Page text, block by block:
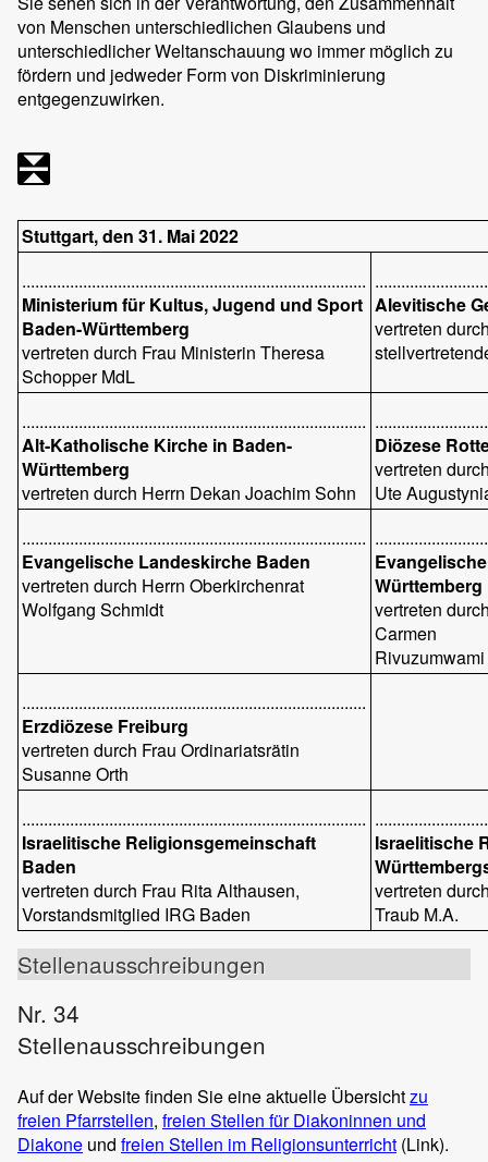
von Menschen unterschiedlichen Glaubens und
unterschiedlicher Weltanschauung wo immer möglich zu
fördern und jedweder Form von Diskriminierung
entgegenzuwirken.
Stuttgart, den 31. Mai 2022
...............................................................................
Ministerium für Kultus, Jugend und Sport
Baden-Württemberg
vertreten durch Frau Ministerin Theresa
Schopper MdL
Alevitische
vertreten
...............................................................................
Alt-Katholische Kirche in Baden-
Württemberg
vertreten durch Herrn Dekan Joachim Sohn
Diözese
vertreten
Ute
...............................................................................
Evangelische Landeskirche Baden
vertreten durch Herrn Oberkirchenrat
Wolfgang Schmidt
Württemberg
vertreten
Carmen
Rivuzumwami
...............................................................................
Erzdiözese Freiburg
vertreten durch Frau Ordinariatsrätin
Susanne Orth
...............................................................................
Israelitische Religionsgemeinschaft
Baden
vertreten durch Frau Rita Althausen,
Vorstandsmitglied IRG Baden
Israelitische
vertreten
Traub M.A.
Stellenausschreibungen
Nr. 34
Stellenausschreibungen
Auf der Website finden Sie eine aktuelle Übersichtzu
freien Pfarrstellen, freien Stellen für Diakoninnen und
Diakone und freien Stellen im Religionsunterricht (Link).